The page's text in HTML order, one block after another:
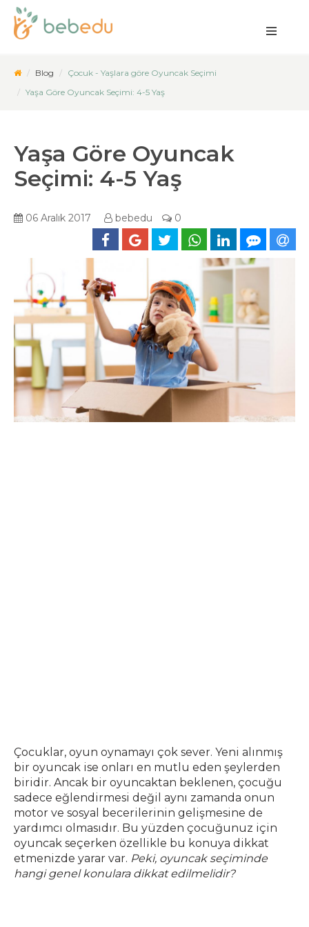
Blog
Çocuk - Yaşlara göre Oyuncak Seçimi
Yaşa Göre Oyuncak Seçimi: 4-5 Yaş
Yaşa Göre Oyuncak
Seçimi: 4-5 Yaş
06 Aralık 2017 bebedu 0
Çocuklar, oyun oynamayı çok sever. Yeni alınmış
bir oyuncak ise onları en mutlu eden şeylerden
biridir. Ancak bir oyuncaktan beklenen, çocuğu
sadece eğlendirmesi değil aynı zamanda onun
motor ve sosyal becerilerinin gelişmesine de
yardımcı olmasıdır. Bu yüzden çocuğunuz için
oyuncak seçerken özellikle bu konuya dikkat
etmenizde yarar var. Peki, oyuncak seçiminde
hangi genel konulara dikkat edilmelidir?